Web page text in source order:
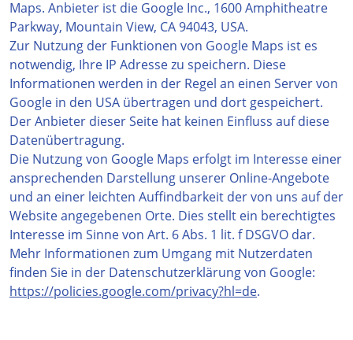
Maps. Anbieter ist die Google Inc., 1600 Amphitheatre
Parkway, Mountain View, CA 94043, USA.
Zur Nutzung der Funktionen von Google Maps ist es
notwendig, Ihre IP Adresse zu speichern. Diese
Informationen werden in der Regel an einen Server von
Google in den USA übertragen und dort gespeichert.
Der Anbieter dieser Seite hat keinen Einfluss auf diese
Datenübertragung.
Die Nutzung von Google Maps erfolgt im Interesse einer
ansprechenden Darstellung unserer Online-Angebote
und an einer leichten Auffindbarkeit der von uns auf der
Website angegebenen Orte. Dies stellt ein berechtigtes
Interesse im Sinne von Art. 6 Abs. 1 lit. f DSGVO dar.
Mehr Informationen zum Umgang mit Nutzerdaten
finden Sie in der Datenschutzerklärung von Google:
https://policies.google.com/privacy?hl=de.